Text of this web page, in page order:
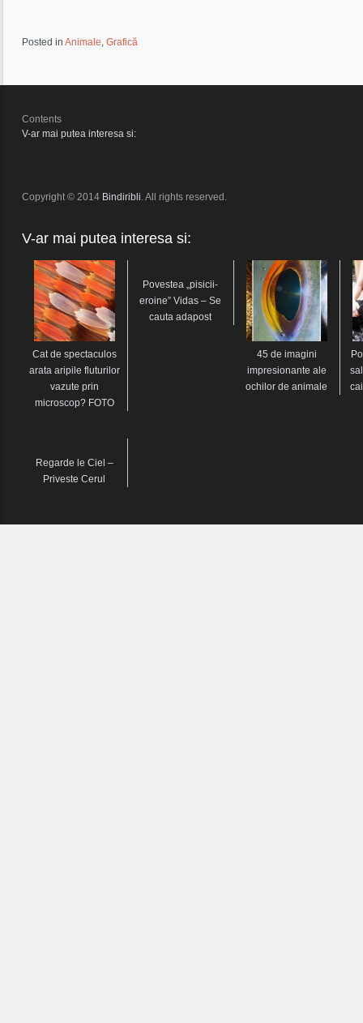
Posted in Animale Grafică
Contents
V-ar mai putea interesa si:
Copyright © 2014 Bindiribli. All rights reserved.
V-ar mai putea interesa si:
Cat de spectaculos
arata aripile fluturilor
vazute prin
microscop? FOTO
Povestea „pisicii-
eroine” Vidas – Se
cauta adapost
45 de imagini
impresionante ale
ochilor de animale
Regarde le Ciel –
Priveste Cerul